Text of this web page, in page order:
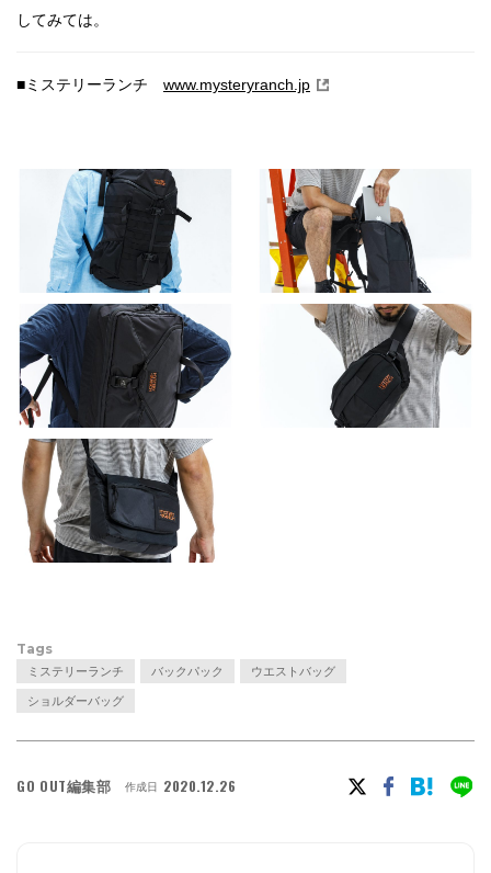
してみては。
■ミステリーランチ www.mysteryranch.jp
Tags
ミステリーランチ バックパック ウエストバッグ
ショルダーバッグ
GO OUT編集部 作成日 2020.12.26